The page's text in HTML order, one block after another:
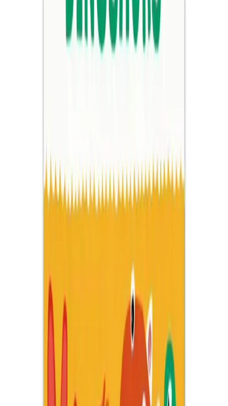
Eğitici ve Eğlenceli Seçenekler
İki popüler çocuk boyama kitabı setini karşılaştırıyoruz: eğitici içerik
ve eğlence odaklı seçenekler arasındaki farkları keşfedin.
Daha fazla bilgi edinin
Magic Water Setleri: Peri, Orman, Uzay ve Astronot
Temalı Çocuk Boyama Setleri İncelemesi